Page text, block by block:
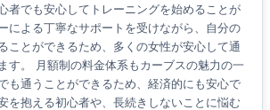
者でも安心してトレーニングを始めることが
による丁寧なサポートを受けながら、自分の
ことができるため、多くの女性が安心して通
す。 月額制の料金体系もカーブスの魅力の一
も通うことができるため、経済的にも安心で
を抱える初心者や、長続きしないことに悩む